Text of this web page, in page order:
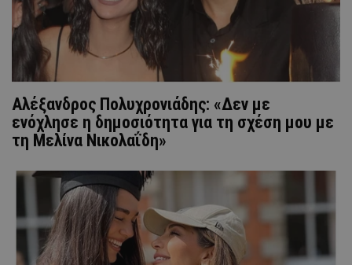
Αλέξανδρος Πολυχρονιάδης: «Δεν με
ενόχλησε η δημοσιότητα για τη σχέση μου με
τη Μελίνα Νικολαΐδη»